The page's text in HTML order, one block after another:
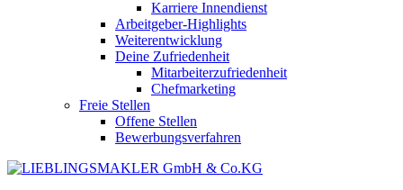
Karriere Innendienst
Arbeitgeber-Highlights
Weiterentwicklung
Deine Zufriedenheit
Mitarbeiterzufriedenheit
Chefmarketing
Freie Stellen
Offene Stellen
Bewerbungsverfahren